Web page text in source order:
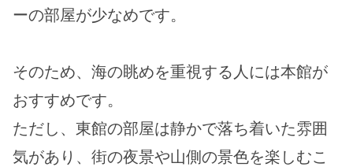
ーの部屋が少なめです。
そのため、海の眺めを重視する人には本館が
おすすめです。
ただし、東館の部屋は静かで落ち着いた雰囲
気があり、街の夜景や山側の景色を楽しむこ